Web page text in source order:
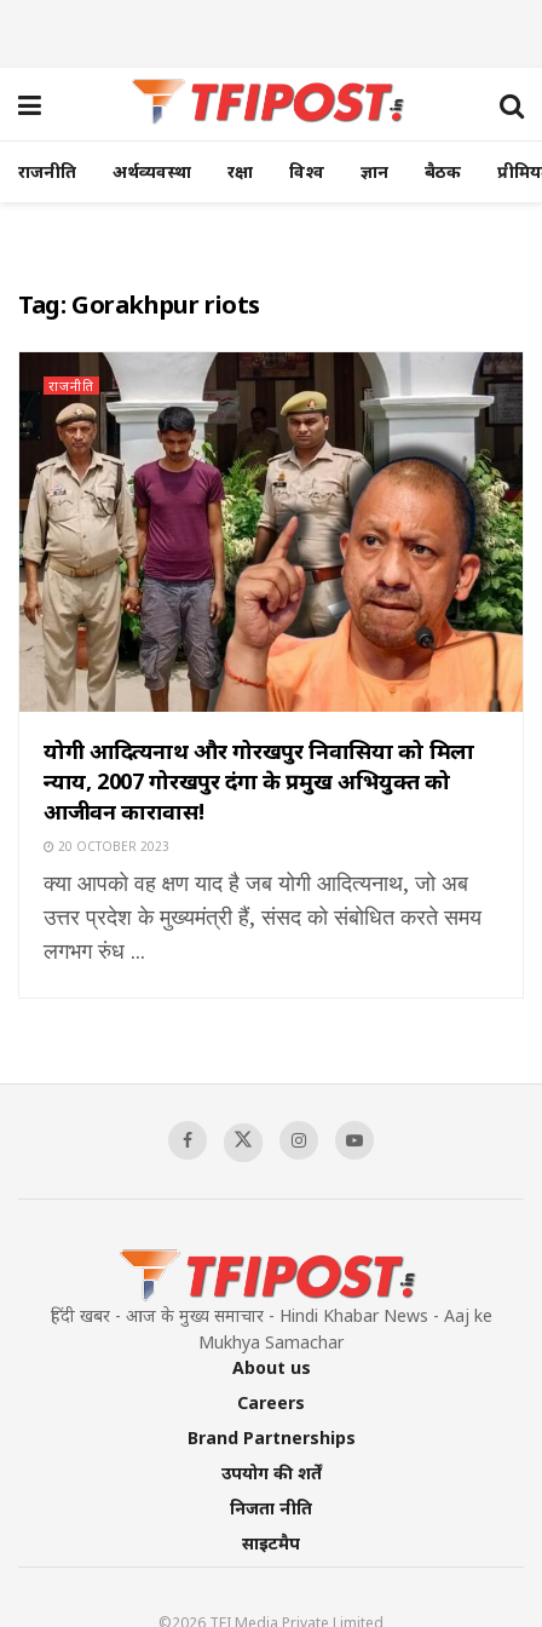
राजनीति अर्थव्यवस्था रक्षा विश्व ज्ञान बैठक
Tag: Gorakhpur riots
राजनीति
योगी आदित्यनाथ और गोरखपुर निवासियों को मिला
न्याय, 2007 गोरखपुर दंगों के प्रमुख अभियुक्त को
आजीवन कारावास!
20 OCTOBER 2023
क्या आपको वह क्षण याद है जब योगी आदित्यनाथ, जो अब
उत्तर प्रदेश के मुख्यमंत्री हैं, संसद को संबोधित करते समय
लगभग रुंध ...
हिंदी खबर - आज के मुख्य समाचार - Hindi Khabar News - Aaj ke
Mukhya Samachar
About us
Careers
Brand Partnerships
उपयोग की शर्तें
निजता नीति
साइटमैप